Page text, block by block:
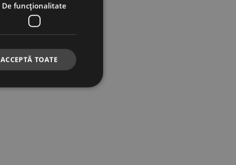
De funcţionalitate
ACCEPTĂ TOATE